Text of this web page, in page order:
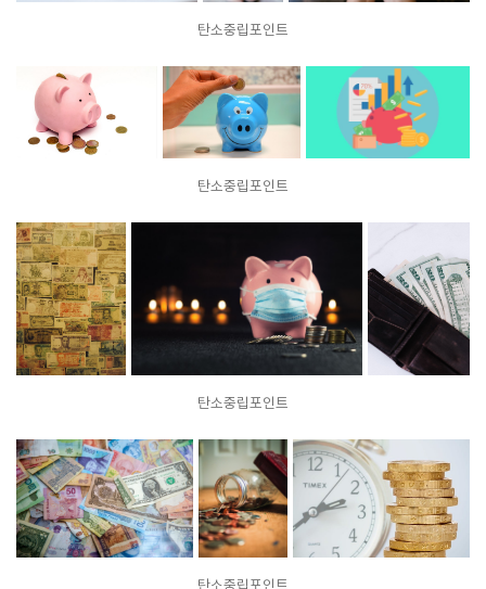
탄소중립포인트
탄소중립포인트
탄소중립포인트